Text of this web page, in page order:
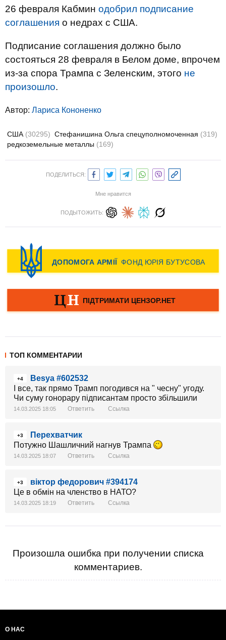
26 февраля Кабмин одобрил подписание
соглашения о недрах с США.
Подписание соглашения должно было
состояться 28 февраля в Белом доме, впрочем
из-за спора Трампа с Зеленским, этого не
произошло.
Автор: Лариса Кононенко
США (30295) Стефанишина Ольга спецуполномоченная (319)
редкоземельные металлы (169)
ПОДЕЛИТЬСЯ:
Мне нравится
ПОДЫТОЖИТЬ:
ТОП КОММЕНТАРИИ
+4
Besya #602532
І все, так прямо Трамп погодився на " чесну" угоду.
Чи суму гонорару підписантам просто збільшили
14.03.2025 18:05 Ответить Ссылка
+3
Перехватчик
Потужно Шашличний нагнув Трампа
14.03.2025 18:07 Ответить Ссылка
+3
віктор федорович #394174
Це в обмін на членство в НАТО?
14.03.2025 18:19 Ответить Ссылка
Произошла ошибка при получении списка
комментариев.
О НАС